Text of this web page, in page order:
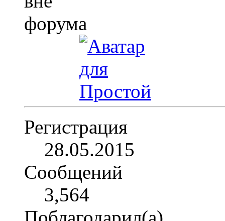
Регистрация
28.05.2015
Сообщений
3,564